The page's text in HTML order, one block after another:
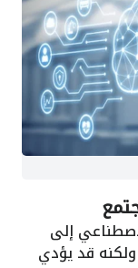
إلى
ولكنه قد يؤدي